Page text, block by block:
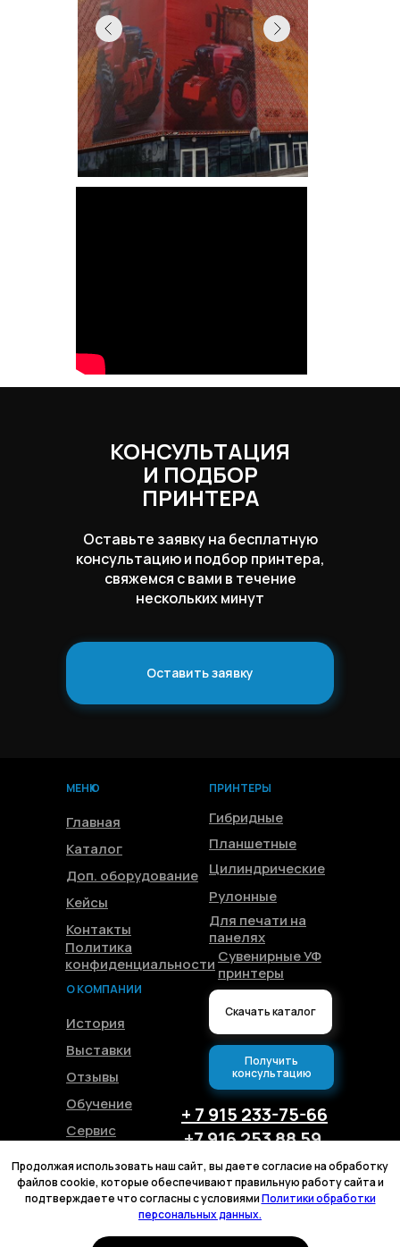
КОНСУЛЬТАЦИЯ
И ПОДБОР
ПРИНТЕРА
Оставить заявку
Оставьте заявку на бесплатную
консультацию и подбор принтера,
свяжемся с вами в течение
нескольких минут
Главная
МЕНЮ
Каталог
Доп. оборудование
Кейсы
Контакты
Политика
конфиденциальности
Гибридные
ПРИНТЕРЫ
Планшетные
Цилиндрические
Для печати на
панелях
Сувенирные УФ
принтеры
История
О КОМПАНИИ
Выставки
Отзывы
Обучение
Сервис
+ 7 915 233-75-66
+375 44 544-14-88
+375 29 144-04-31
+7 916 253 88 59
Получить
консультацию
Скачать каталог
Рулонные
Продолжая использовать наш сайт, вы даете согласие на обработку
файлов cookie, которые обеспечивают правильную работу сайта и
подтверждаете что согласны с условиямиПолитики обработки
персональных данных.